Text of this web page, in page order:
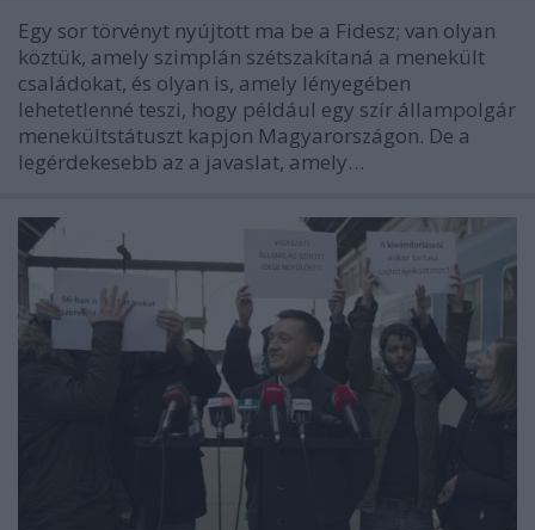
Egy sor törvényt nyújtott ma be a Fidesz; van olyan
köztük, amely szimplán szétszakítaná a menekült
családokat, és olyan is, amely lényegében
lehetetlenné teszi, hogy például egy szír állampolgár
menekültstátuszt kapjon Magyarországon. De a
legérdekesebb az a javaslat, amely…